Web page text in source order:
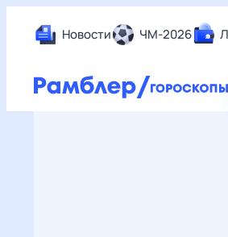
Новости ЧМ-2026